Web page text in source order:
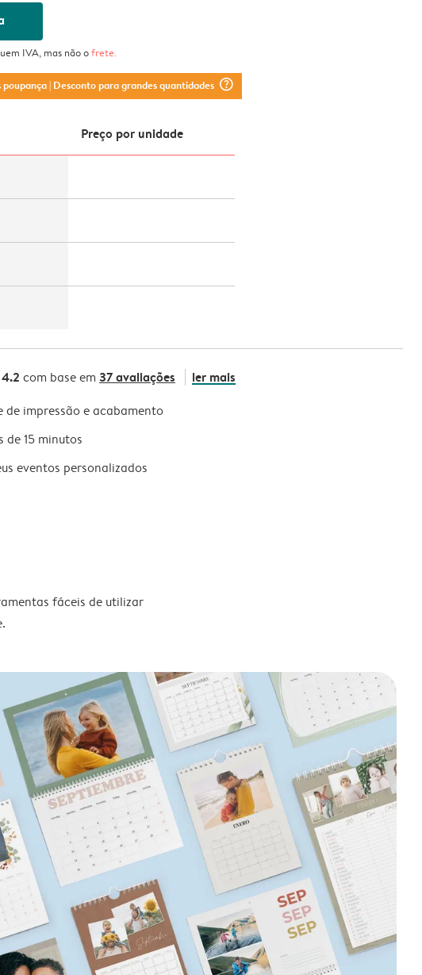
IVA, mas não ofrete.
poupança| Desconto para grandes quantidades question_mark_circle
Preço por unidade
4.2 com base em 37 avaliações ler mais
de impressão e acabamento
de 15 minutos
eventos personalizados
fáceis de utilizar